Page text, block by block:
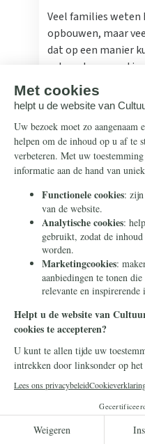
Veel families weten
opbouwen, maar
dat op een manier
volgende
Lees meer
Geopolitiek
Deze
in Rusland
werden
in Oekraïne
Rusland werft geen
voor zijn oorlog in